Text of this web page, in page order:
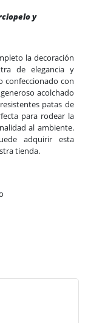
y
la decoración
de elegancia y
confeccionado con
acolchado
patas de
para rodear la
al ambiente.
adquirir esta
tienda.